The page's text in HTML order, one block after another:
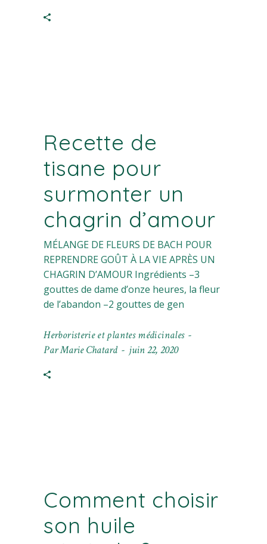
Recette de
tisane pour
surmonter un
chagrin d’amour
MÉLANGE DE FLEURS DE BACH POUR
REPRENDRE GOÛT À LA VIE APRÈS UN
CHAGRIN D’AMOUR Ingrédients –3
gouttes de dame d’onze heures, la fleur
de l’abandon –2 gouttes de gen
Herboristerie et plantes médicinales
ParMarie Chatard juin 22, 2020
Comment choisir
son huile